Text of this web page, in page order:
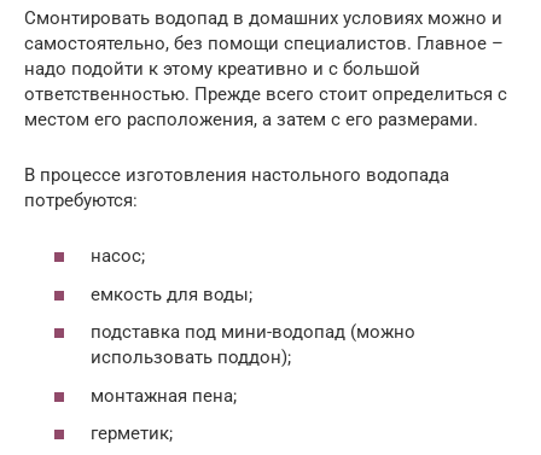
Смонтировать водопад в домашних условиях можно и
самостоятельно, без помощи специалистов. Главное –
надо подойти к этому креативно и с большой
ответственностью. Прежде всего стоит определиться с
местом его расположения, а затем с его размерами.
В процессе изготовления настольного водопада
потребуются:
насос;
емкость для воды;
подставка под мини-водопад (можно
использовать поддон);
монтажная пена;
герметик;